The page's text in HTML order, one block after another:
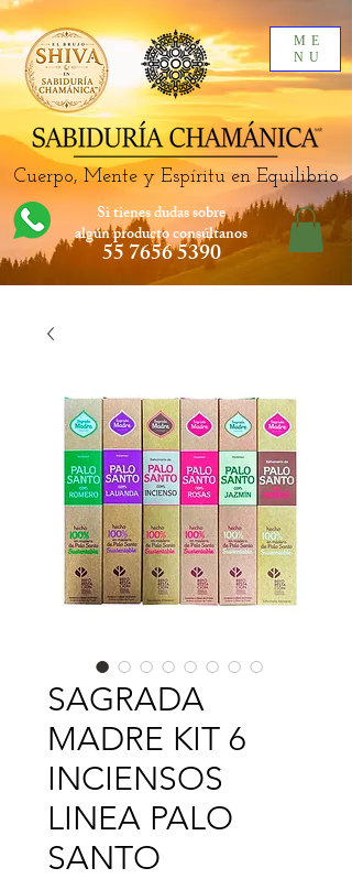
ME
NU
Cuerpo, Mente y Espíritu en Equilibrio
Si tienes dudas sobre
algún productoconsúltanos
55 7656 5390
SAGRADA
MADRE KIT 6
INCIENSOS
LINEA PALO
SANTO